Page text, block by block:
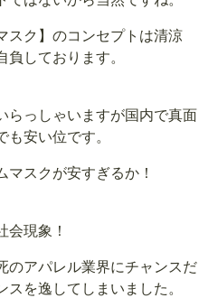
ク】 のコンセプトは清涼
しております。
らっしゃいますが国内で真面
安い位です。
マスクが安すぎるか！
会現象！
のアパレル業界にチャンスだ
を逸してしまいました。